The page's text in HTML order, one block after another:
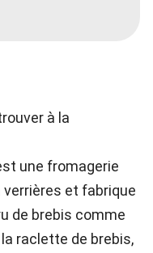
à la
une fromagerie
et fabrique
de brebis comme
raclette de brebis,